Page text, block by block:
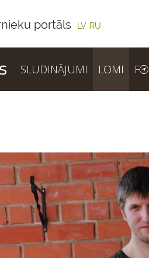
portāls LV RU
SLUDINĀJUMI LOMI F